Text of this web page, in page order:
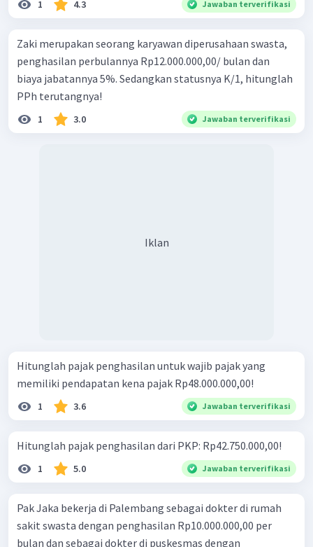
1 4.3 Jawaban terverifikasi
Zaki merupakan seorang karyawan diperusahaan swasta,
penghasilan perbulannya Rp12.000.000,00/ bulan dan
biaya jabatannya 5%. Sedangkan statusnya K/1, hitunglah
PPh terutangnya!
1 3.0 Jawaban terverifikasi
Iklan
Hitunglah pajak penghasilan untuk wajib pajak yang
memiliki pendapatan kena pajak Rp48.000.000,00!
1 3.6 Jawaban terverifikasi
Hitunglah pajak penghasilan dari PKP: Rp42.750.000,00!
1 5.0 Jawaban terverifikasi
Pak Jaka bekerja di Palembang sebagai dokter di rumah
sakit swasta dengan penghasilan Rp10.000.000,00 per
bulan dan sebagai dokter di puskesmas dengan